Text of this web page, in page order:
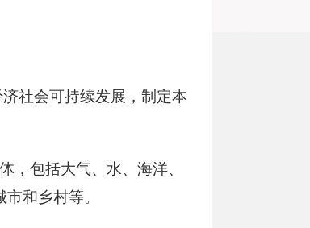
社会可持续发展，制定本
包括大气、水、海洋、
和乡村等。